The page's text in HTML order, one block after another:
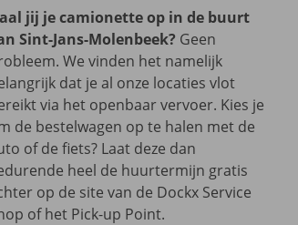
jij je camionette op in de buurt
Sint-Jans-Molenbeek? Geen
We vinden het namelijk
dat je al onze locaties vlot
via het openbaar vervoer. Kies je
de bestelwagen op te halen met de
of de fiets? Laat deze dan
heel de huurtermijn gratis
op de site van de Dockx Service
of het Pick-up Point.